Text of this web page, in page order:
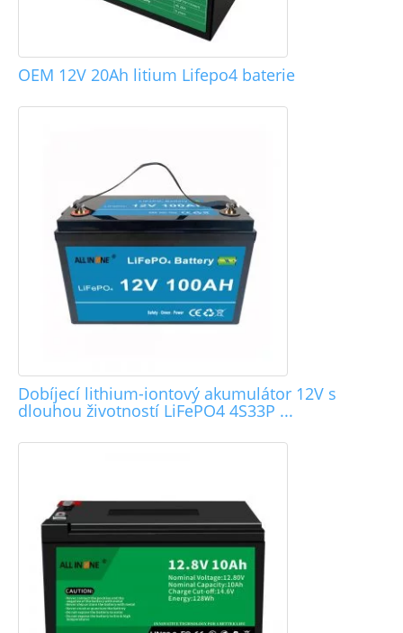
OEM 12V 20Ah litium Lifepo4 baterie
Dobíjecí lithium-iontový akumulátor 12V s
dlouhou životností LiFePO4 4S33P ...